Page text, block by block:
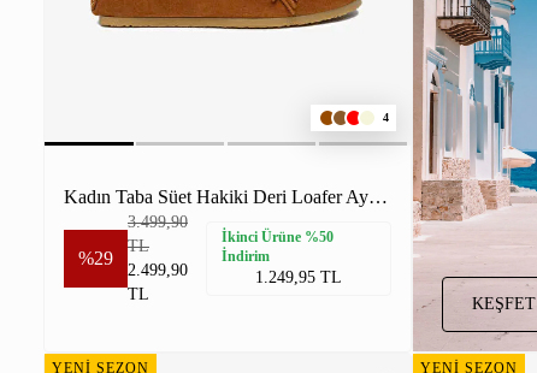
4
Kadın Taba Süet Hakiki Deri Loafer Ayakkabı
%29
3.499,90
TL
2.499,90
TL
İkinci Ürüne %50
İndirim
1.249,95 TL
KEŞFET
YENİ SEZON YENİ SEZON